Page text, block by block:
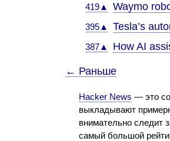
419▲ Waymo
395▲ Tesla’s
387▲ How AI
← Раньше
Hacker News — это
выкладывают
внимательно следит
самый большой